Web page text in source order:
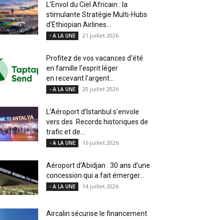
L’Envol du Ciel Africain : la
stimulante Stratégie Multi-Hubs
d’Ethiopian Airlines...
- A LA UNE 21 juillet 2026
Profitez de vos vacances d’été
en famille l’esprit léger
en recevant l’argent...
- A LA UNE 20 juillet 2026
L’Aéroport d’Istanbul s’envole
vers des Records historiques de
trafic et de...
- A LA UNE 16 juillet 2026
Aéroport d’Abidjan : 30 ans d’une
concession qui a fait émerger...
- A LA UNE 14 juillet 2026
Aircalin sécurise le financement